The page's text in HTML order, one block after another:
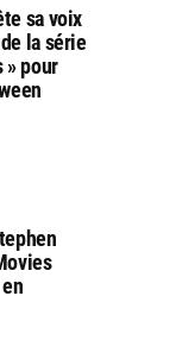
sa voix
la série
» pour